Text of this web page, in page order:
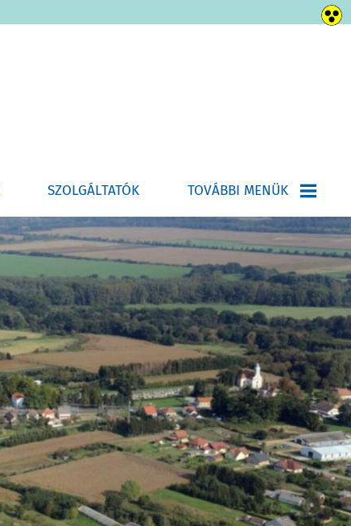
SZOLGÁLTATÓK TOVÁBBI MENÜK
HÍRLEVÉL-ÚJSÁG
E-ÜGYINTÉZÉS
HELYI ÉPÍTÉSI
SZABÁLYZAT/RENDEZÉSI
TERV
HIRDETŐTÁBLA
VÁLASZTÁSI
INFORMÁCIÓK 2024